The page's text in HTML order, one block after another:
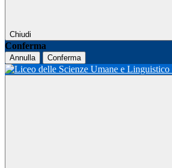
Chiudi
Conferma
Annulla Conferma